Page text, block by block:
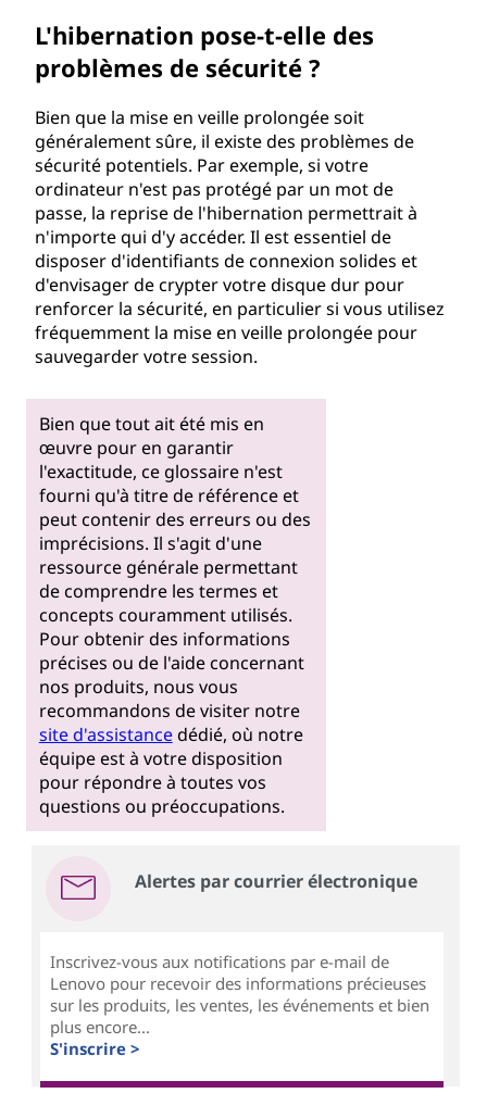
L'hibernation pose-t-elle des
problèmes de sécurité ?
Bien que la mise en veille prolongée soit
généralement sûre, il existe des problèmes de
sécurité potentiels. Par exemple, si votre
ordinateur n'est pas protégé par un mot de
passe, la reprise de l'hibernation permettrait à
n'importe qui d'y accéder. Il est essentiel de
disposer d'identifiants de connexion solides et
d'envisager de crypter votre disque dur pour
renforcer la sécurité, en particulier si vous utilisez
fréquemment la mise en veille prolongée pour
sauvegarder votre session.
Bien que tout ait été mis en
œuvre pour en garantir
l'exactitude, ce glossaire n'est
fourni qu'à titre de référence et
peut contenir des erreurs ou des
imprécisions. Il s'agit d'une
ressource générale permettant
de comprendre les termes et
concepts couramment utilisés.
Pour obtenir des informations
précises ou de l'aide concernant
nos produits, nous vous
recommandons de visiter notre
site d'assistancedédié, où notre
équipe est à votre disposition
pour répondre à toutes vos
questions ou préoccupations.
Alertes par courrier électronique
Inscrivez-vous aux notifications par e-mail de
Lenovo pour recevoir des informations précieuses
sur les produits, les ventes, les événements et bien
plus encore...
S'inscrire >